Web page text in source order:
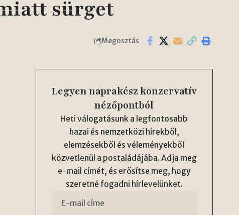
sürget
Megosztás
Legyen naprakész konzervatív
nézőpontból
Heti válogatásunk a legfontosabb
hazai és nemzetközi hírekből,
elemzésekből és véleményekből
közvetlenül a postaládájába. Adja meg
e-mail címét, és erősítse meg, hogy
szeretné fogadni hírlevelünket.